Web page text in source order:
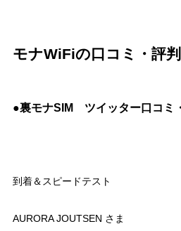
モナWiFiの口コミ・評判
●裏モナSIM ツイッター口コミ
到着＆スピードテスト
AURORA JOUTSEN さま